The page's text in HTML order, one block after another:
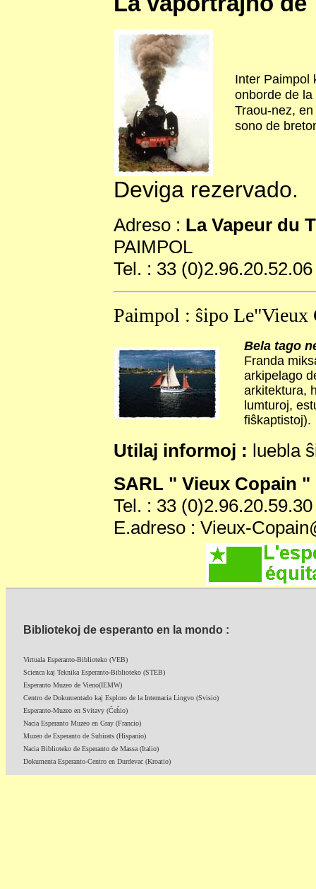
Inter Paimpol
onborde de
Traou-nez,
sono de
Deviga rezervado.
Adreso : La Vapeur du
PAIMPOL
Tel. : 33
Paimpol : ŝipo Le"Vieux
Bela tago
Franda
arkipelago
arkitektura,
lumturoj,
fiŝkaptistoj).
Utilaj informoj : luebla
SARL " Vieux Copain "
Tel. : 33
E.adreso : Vieux-
Bibliotekoj de esperanto en la mondo :
Virtuala Esperanto-Biblioteko (VEB)
Scienca kaj Teknika Esperanto-Biblioteko (STEB)
Esperanto Muzeo de Vieno(IEMW)
Centro de Dokumentado kaj Esploro de la Internacia Lingvo (Svisio)
Esperanto-Muzeo en Svitavy (Ĉeĥio)
Nacia Esperanto Muzeo en Gray (Francio)
Muzeo de Esperanto de Subirats (Hispanio)
Nacia Biblioteko de Esperanto de Massa (Italio)
Dokumenta Esperanto-Centro en Durdevac (Kroatio)